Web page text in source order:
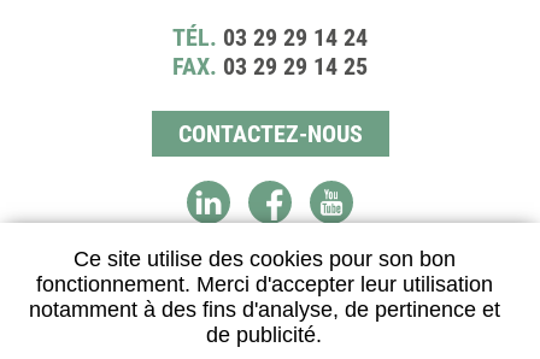
Ce site utilise des cookies pour son bon
fonctionnement. Merci d'accepter leur utilisation
notamment à des fins d'analyse, de pertinence et
de publicité.
TÉL. 03 29 29 14 24
FAX. 03 29 29 14 25
CONTACTEZ-NOUS
DISTRIBUTEUR AGRÉÉ